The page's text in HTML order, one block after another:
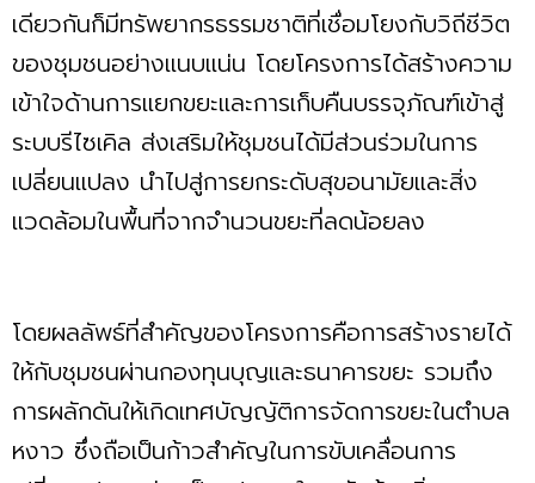
เดียวกันก็มีทรัพยากรธรรมชาติที่เชื่อมโยงกับวิถีชีวิต
ของชุมชนอย่างแนบแน่น โดยโครงการได้สร้างความ
เข้าใจด้านการแยกขยะและการเก็บคืนบรรจุภัณฑ์เข้าสู่
ระบบรีไซเคิล ส่งเสริมให้ชุมชนได้มีส่วนร่วมในการ
เปลี่ยนแปลง นำไปสู่การยกระดับสุขอนามัยและสิ่ง
แวดล้อมในพื้นที่จากจำนวนขยะที่ลดน้อยลง
โดยผลลัพธ์ที่สำคัญของโครงการคือการสร้างรายได้
ให้กับชุมชนผ่านกองทุนบุญและธนาคารขยะ รวมถึง
การผลักดันให้เกิดเทศบัญญัติการจัดการขยะในตำบล
หงาว ซึ่งถือเป็นก้าวสำคัญในการขับเคลื่อนการ